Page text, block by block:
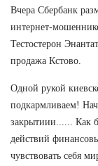
Вчера Сбербанк
интернет-
Тестостерон
продажа Кстово.
Одной рукой
подкармливаем!
закрытиии...... Как
действий
чувствовать себя